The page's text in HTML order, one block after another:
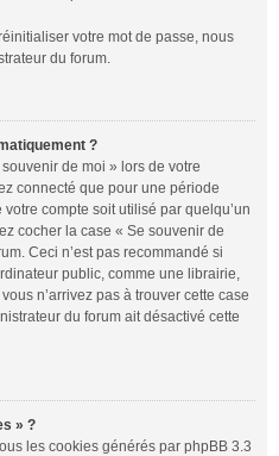
votre mot de passe, nous
du forum.
?
de moi » lors de votre
connecté que pour une période
compte soit utilisé par quelqu’un
cocher la case « Se souvenir de
Ceci n’est pas recommandé si
public, comme une librairie,
n’arrivez pas à trouver cette case
du forum ait désactivé cette
» ?
les cookies générés par phpBB 3.3